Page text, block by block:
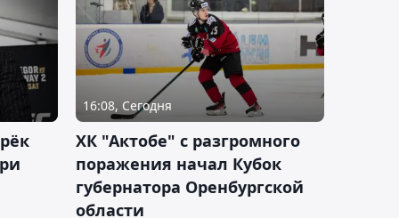
16:08, Сегодня
ХК "Актобе" с разгромного
поражения начал Кубок
губернатора Оренбургской
области